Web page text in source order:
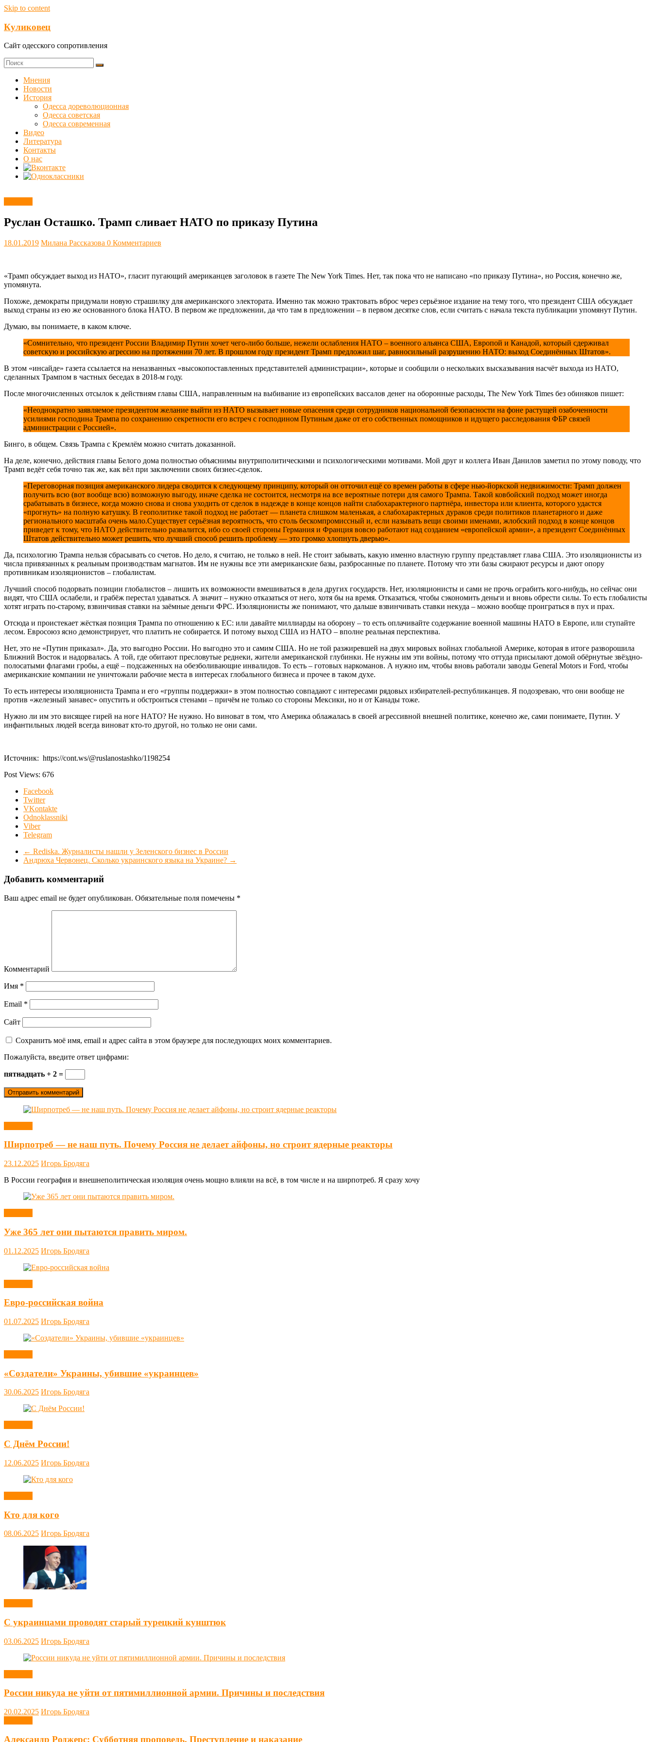
Skip to content
Куликовец
Сайт одесского сопротивления
Мнения
Новости
История
Одесса дореволюционная
Одесса советская
Одесса современная
Видео
Литература
Контакты
О нас
Руслан Осташко. Трамп сливает НАТО по приказу Путина
18.01.2019 Милана Рассказова 0 Комментариев
«Трамп обсуждает выход из НАТО», гласит пугающий американцев заголовок в газете The New York Times. Нет, так пока что не написано «по приказу Путина», но Россия, конечно же,
упомянута.
Похоже, демократы придумали новую страшилку для американского электората. Именно так можно трактовать вброс через серьёзное издание на тему того, что президент США обсуждает
выход страны из ею же основанного блока НАТО. В первом же предложении, да что там в предложении – в первом десятке слов, если считать с начала текста публикации упомянут Путин.
Думаю, вы понимаете, в каком ключе.
«Сомнительно, что президент России Владимир Путин хочет чего-либо больше, нежели ослабления НАТО – военного альянса США, Европой и Канадой, который сдерживал
советскую и российскую агрессию на протяжении 70 лет. В прошлом году президент Трамп предложил шаг, равносильный разрушению НАТО: выход Соединённых Штатов».
В этом «инсайде» газета ссылается на неназванных «высокопоставленных представителей администрации», которые и сообщили о нескольких высказывания насчёт выхода из НАТО,
сделанных Трампом в частных беседах в 2018-м году.
После многочисленных отсылок к действиям главы США, направленным на выбивание из европейских вассалов денег на оборонные расходы, The New York Times без обиняков пишет:
«Неоднократно заявляемое президентом желание выйти из НАТО вызывает новые опасения среди сотрудников национальной безопасности на фоне растущей озабоченности
усилиями господина Трампа по сохранению секретности его встреч с господином Путиным даже от его собственных помощников и идущего расследования ФБР связей
администрации с Россией».
Бинго, в общем. Связь Трампа с Кремлём можно считать доказанной.
На деле, конечно, действия главы Белого дома полностью объяснимы внутриполитическими и психологическими мотивами. Мой друг и коллега Иван Данилов заметил по этому поводу, что
Трамп ведёт себя точно так же, как вёл при заключении своих бизнес-сделок.
«Переговорная позиция американского лидера сводится к следующему принципу, который он отточил ещё со времен работы в сфере нью-йоркской недвижимости: Трамп должен
получить всю (вот вообще всю) возможную выгоду, иначе сделка не состоится, несмотря на все вероятные потери для самого Трампа. Такой ковбойский подход может иногда
срабатывать в бизнесе, когда можно снова и снова уходить от сделок в надежде в конце концов найти слабохарактерного партнёра, инвестора или клиента, которого удастся
«прогнуть» на полную катушку. В геополитике такой подход не работает — планета слишком маленькая, а слабохарактерных дураков среди политиков планетарного и даже
регионального масштаба очень мало.Существует серьёзная вероятность, что столь бескомпромиссный и, если называть вещи своими именами, жлобский подход в конце концов
приведет к тому, что НАТО действительно развалится, ибо со своей стороны Германия и Франция вовсю работают над созданием «европейской армии», а президент Соединённых
Штатов действительно может решить, что лучший способ решить проблему — это громко хлопнуть дверью».
Да, психологию Трампа нельзя сбрасывать со счетов. Но дело, я считаю, не только в ней. Не стоит забывать, какую именно властную группу представляет глава США. Это изоляционисты из
числа привязанных к реальным производствам магнатов. Им не нужны все эти американские базы, разбросанные по планете. Потому что эти базы сжирают ресурсы и дают опору
противникам изоляционистов – глобалистам.
Лучший способ подорвать позиции глобалистов – лишить их возможности вмешиваться в дела других государств. Нет, изоляционисты и сами не прочь ограбить кого-нибудь, но сейчас они
видят, что США ослабели, и грабёж перестал удаваться. А значит – нужно отказаться от него, хотя бы на время. Отказаться, чтобы сэкономить деньги и вновь обрести силы. То есть глобалисты
хотят играть по-старому, взвинчивая ставки на заёмные деньги ФРС. Изоляционисты же понимают, что дальше взвинчивать ставки некуда – можно вообще проиграться в пух и прах.
Отсюда и проистекает жёсткая позиция Трампа по отношению к ЕС: или давайте миллиарды на оборону – то есть оплачивайте содержание военной машины НАТО в Европе, или ступайте
лесом. Евросоюз ясно демонстрирует, что платить не собирается. И потому выход США из НАТО – вполне реальная перспектива.
Нет, это не «Путин приказал». Да, это выгодно России. Но выгодно это и самим США. Но не той разжиревшей на двух мировых войнах глобальной Америке, которая в итоге разворошила
Ближний Восток и надорвалась. А той, где обитают пресловутые реднеки, жители американской глубинки. Не нужны им эти войны, потому что оттуда присылают домой обёрнутые звёздно-
полосатыми флагами гробы, а ещё – подсаженных на обезболивающие инвалидов. То есть – готовых наркоманов. А нужно им, чтобы вновь работали заводы General Motors и Ford, чтобы
американские компании не уничтожали рабочие места в интересах глобального бизнеса и прочее в таком духе.
То есть интересы изоляциониста Трампа и его «группы поддержки» в этом полностью совпадают с интересами рядовых избирателей-республиканцев. Я подозреваю, что они вообще не
против «железный занавес» опустить и обстроиться стенами – причём не только со стороны Мексики, но и от Канады тоже.
Нужно ли им это висящее гирей на ноге НАТО? Не нужно. Но виноват в том, что Америка облажалась в своей агрессивной внешней политике, конечно же, сами понимаете, Путин. У
инфантильных людей всегда виноват кто-то другой, но только не они сами.
Источник: https://cont.ws/@ruslanostashko/1198254
Post Views: 676
Facebook
Twitter
VKontakte
Odnoklassniki
Viber
Telegram
← Rediska. Журналисты нашли у Зеленского бизнес в России
Андрюха Червонец. Сколько украинского языка на Украине? →
Добавить комментарий
Ваш адрес email не будет опубликован. Обязательные поля помечены *
Комментарий
Имя *
Email *
Сайт
Сохранить моё имя, email и адрес сайта в этом браузере для последующих моих комментариев.
Пожалуйста, введите ответ цифрами:
пятнадцать + 2 =
Ширпотреб — не наш путь. Почему Россия не делает айфоны, но строит ядерные реакторы
23.12.2025 Игорь Бродяга
В России география и внешнеполитическая изоляция очень мощно влияли на всё, в том числе и на ширпотреб. Я сразу хочу
Уже 365 лет они пытаются править миром.
01.12.2025 Игорь Бродяга
Евро-российская война
01.07.2025 Игорь Бродяга
«Создатели» Украины, убившие «украинцев»
30.06.2025 Игорь Бродяга
С Днём России!
12.06.2025 Игорь Бродяга
Кто для кого
08.06.2025 Игорь Бродяга
С украинцами проводят старый турецкий кунштюк
03.06.2025 Игорь Бродяга
России никуда не уйти от пятимиллионной армии. Причины и последствия
20.02.2025 Игорь Бродяга
Александр Роджерс: Субботняя проповедь. Преступление и наказание